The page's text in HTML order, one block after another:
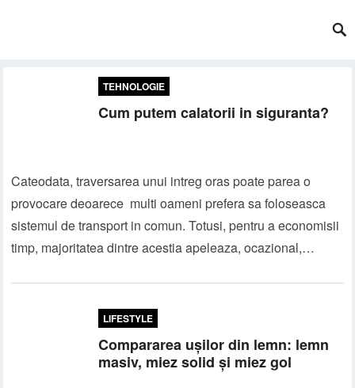
TEHNOLOGIE
Cum putem calatorii in siguranta?
Cateodata, traversarea unui intreg oras poate parea o
provocare deoarece multi oameni prefera sa foloseasca
sistemul de transport in comun. Totusi, pentru a economisii
timp, majoritatea dintre acestia apeleaza, ocazional,…
LIFESTYLE
Compararea ușilor din lemn: lemn
masiv, miez solid și miez gol